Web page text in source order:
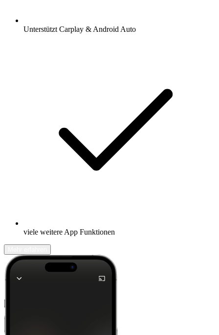
Unterstützt Carplay & Android Auto
viele weitere App Funktionen